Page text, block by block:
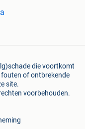
die voortkomt
of ontbrekende
site.
voorbehouden.